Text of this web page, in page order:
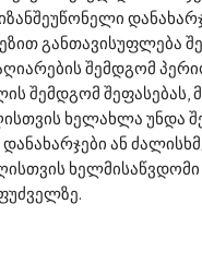
განთავისუფლება
შემდგომ
შემდგომ შეფასებას,
ხელახლა უნდა
ან
ხელმისაწვდომი